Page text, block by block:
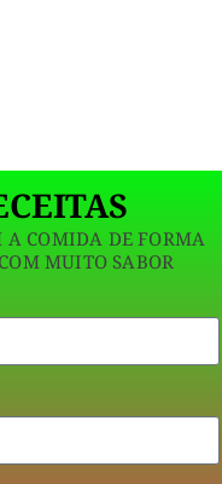
A COMIDA DE FORMA
MUITO SABOR